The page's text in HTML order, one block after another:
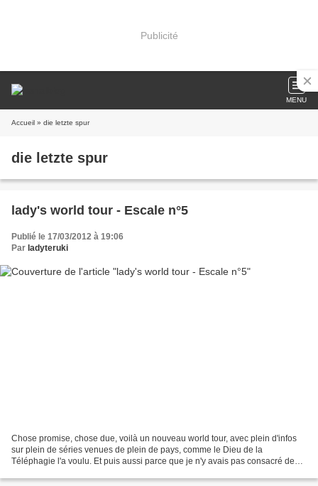
Publicité
MENU
Accueil » die letzte spur
die letzte spur
lady's world tour - Escale n°5
Publié le 17/03/2012 à 19:06
Par ladyteruki
Chose promise, chose due, voilà un nouveau world tour, avec plein d'infos
sur plein de séries venues de plein de pays, comme le Dieu de la
Téléphagie l'a voulu. Et puis aussi parce que je n'y avais pas consacré de